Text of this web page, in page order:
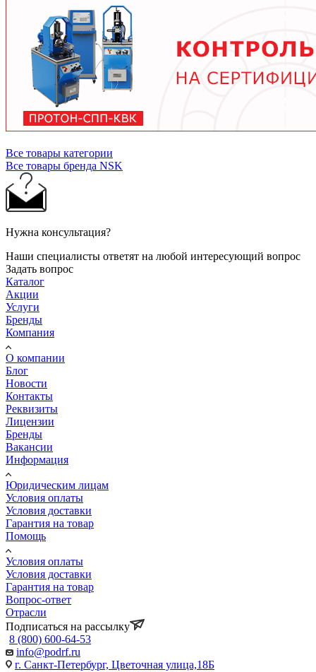
эксплуатации. Используйте только
рекомендованные производителем смазочные
материалы.
Все товары категории
Все товары бренда NSK
Нужна консультация?
Наши специалисты ответят на любой интересующий вопрос
Задать вопрос
Каталог
Акции
Услуги
Бренды
Компания
О компании
Блог
Новости
Контакты
Реквизиты
Лицензии
Бренды
Вакансии
Информация
Юридическим лицам
Условия оплаты
Условия доставки
Гарантия на товар
Помощь
Условия оплаты
Условия доставки
Гарантия на товар
Вопрос-ответ
Отрасли
Подписаться на рассылку
8 (800) 600-64-53
info@podrf.ru
г. Санкт-Петербург, Цветочная улица,18Б